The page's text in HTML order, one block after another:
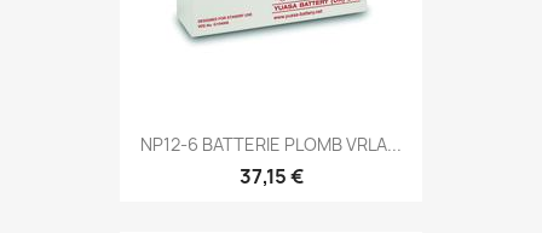
NP12-6 BATTERIE PLOMB VRLA...
37,15 €